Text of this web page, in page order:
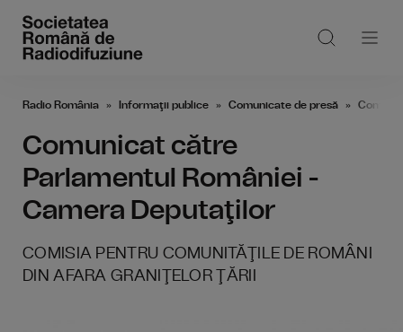
Radio România Informaţii publice Comunicate de presă
Comunicat către
Parlamentul României -
Camera Deputaţilor
COMISIA PENTRU COMUNITĂŢILE DE ROMÂNI
DIN AFARA GRANIŢELOR ŢĂRII